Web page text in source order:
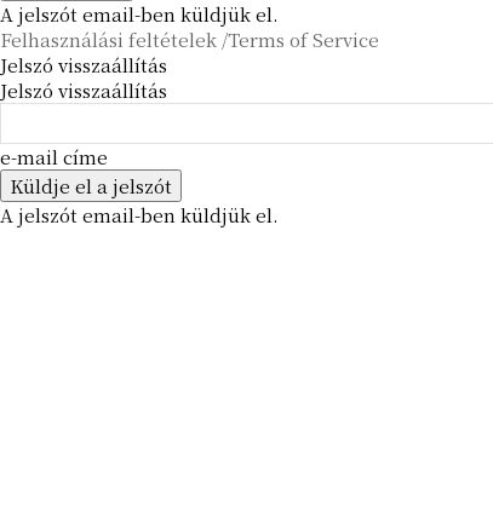
A jelszót email-ben küldjük el.
Felhasználási feltételek /Terms of Service
Jelszó visszaállítás
Jelszó visszaállítás
e-mail címe
A jelszót email-ben küldjük el.